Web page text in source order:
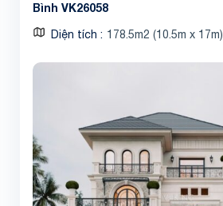
Bình VK26058
Diện tích 178.5m2 (10.5m x 17m)